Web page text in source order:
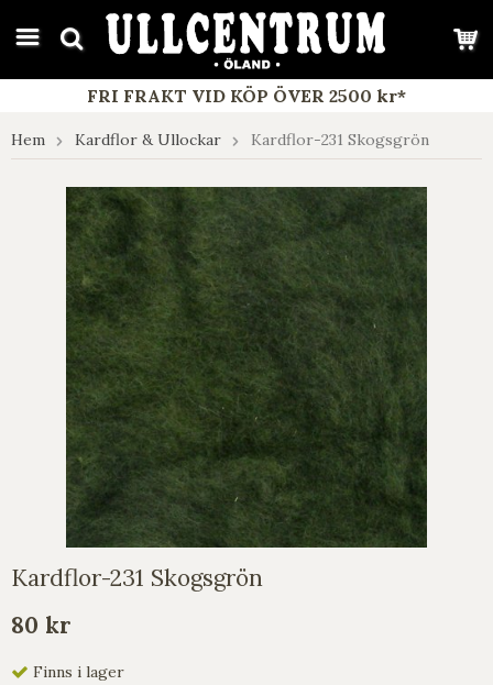
google-site-verification: google7e4b1026db5d9f32.html
FRI FRAKT VID KÖP ÖVER 2500 kr*
Hem Kardflor & Ullockar Kardflor-231 Skogsgrön
Kardflor-231 Skogsgrön
80 kr
Finns i lager